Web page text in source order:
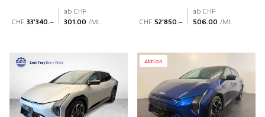
CHF 33'340.–
ab CHF
301.00 /Mt. CHF 52'850.–
ab CHF
506.00 /Mt.
Aktion